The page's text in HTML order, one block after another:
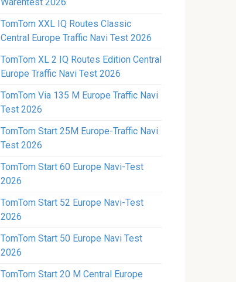
TomTom XXL IQ Routes Classic
Central Europe Traffic Navi Test 2026
TomTom XL 2 IQ Routes Edition Central
Europe Traffic Navi Test 2026
TomTom Via 135 M Europe Traffic Navi
Test 2026
TomTom Start 25M Europe-Traffic Navi
Test 2026
TomTom Start 60 Europe Navi-Test
2026
TomTom Start 52 Europe Navi-Test
2026
TomTom Start 50 Europe Navi Test
2026
TomTom Start 20 M Central Europe